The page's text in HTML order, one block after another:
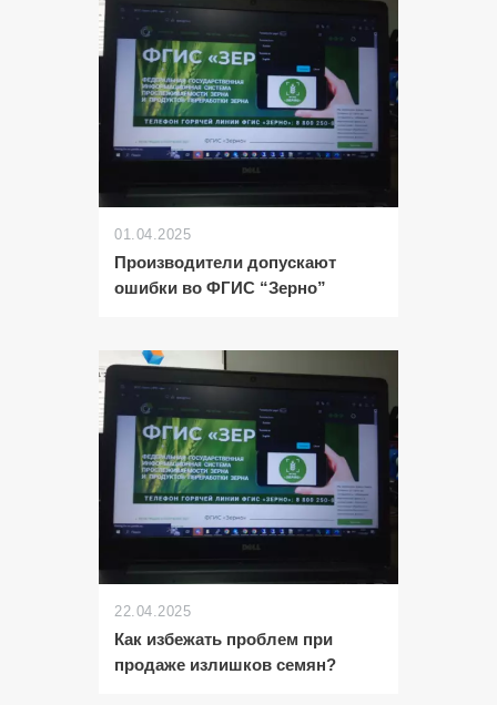
01.04.2025
Производители допускают
ошибки во ФГИС “Зерно”
22.04.2025
Как избежать проблем при
продаже излишков семян?